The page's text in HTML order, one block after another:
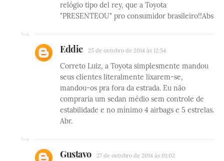
relógio tipo del rey, que a Toyota
"PRESENTEOU" pro consumidor brasileiro!!Abs
Eddie 25 de outubro de 2014 às 12:54
Correto Luiz, a Toyota simplesmente mandou
seus clientes literalmente lixarem-se,
mandou-os pra fora da estrada. Eu não
compraria um sedan médio sem controle de
estabilidade e no mínimo 4 airbags e 5 estrelas.
Abr.
Gustavo 27 de outubro de 2014 às 01:02